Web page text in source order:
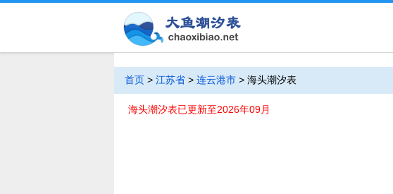
首页 > 江苏省 > 连云港市 > 海头潮汐表
海头潮汐表已更新至2026年09月